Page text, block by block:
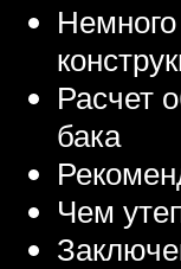
Расчет
бака
Чем